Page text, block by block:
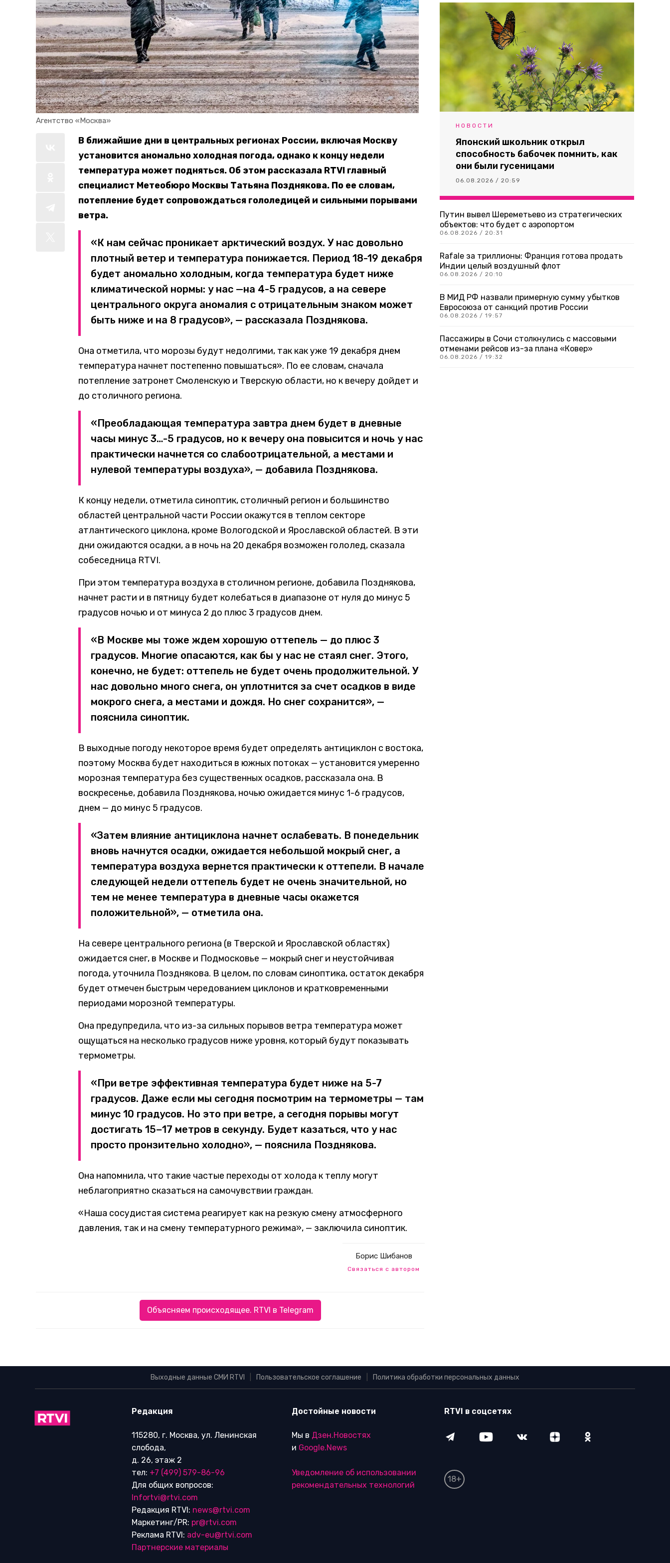
Агентство «Москва»
В ближайшие дни в центральных регионах России, включая Москву
установится аномально холодная погода, однако к концу недели
температура может подняться. Об этом рассказала RTVI главный
специалист Метеобюро Москвы Татьяна Позднякова. По ее словам,
потепление будет сопровождаться гололедицей и сильными порывами
ветра.
«К нам сейчас проникает арктический воздух. У нас довольно
плотный ветер и температура понижается. Период 18-19 декабря
будет аномально холодным, когда температура будет ниже
климатической нормы: у нас —на 4-5 градусов, а на севере
центрального округа аномалия с отрицательным знаком может
быть ниже и на 8 градусов», — рассказала Позднякова.
Она отметила, что морозы будут недолгими, так как уже 19 декабря днем
температура начнет постепенно повышаться». По ее словам, сначала
потепление затронет Смоленскую и Тверскую области, но к вечеру дойдет и
до столичного региона.
«Преобладающая температура завтра днем будет в дневные
часы минус 3…-5 градусов, но к вечеру она повысится и ночь у нас
практически начнется со слабоотрицательной, а местами и
нулевой температуры воздуха», — добавила Позднякова.
К концу недели, отметила синоптик, столичный регион и большинство
областей центральной части России окажутся в теплом секторе
атлантического циклона, кроме Вологодской и Ярославской областей. В эти
дни ожидаются осадки, а в ночь на 20 декабря возможен гололед, сказала
собеседница RTVI.
При этом температура воздуха в столичном регионе, добавила Позднякова,
начнет расти и в пятницу будет колебаться в диапазоне от нуля до минус 5
градусов ночью и от минуса 2 до плюс 3 градусов днем.
«В Москве мы тоже ждем хорошую оттепель — до плюс 3
градусов. Многие опасаются, как бы у нас не стаял снег. Этого,
конечно, не будет: оттепель не будет очень продолжительной. У
нас довольно много снега, он уплотнится за счет осадков в виде
мокрого снега, а местами и дождя. Но снег сохранится», —
пояснила синоптик.
В выходные погоду некоторое время будет определять антициклон с востока,
поэтому Москва будет находиться в южных потоках — установится умеренно
морозная температура без существенных осадков, рассказала она. В
воскресенье, добавила Позднякова, ночью ожидается минус 1-6 градусов,
днем — до минус 5 градусов.
«Затем влияние антициклона начнет ослабевать. В понедельник
вновь начнутся осадки, ожидается небольшой мокрый снег, а
температура воздуха вернется практически к оттепели. В начале
следующей недели оттепель будет не очень значительной, но
тем не менее температура в дневные часы окажется
положительной», — отметила она.
На севере центрального региона (в Тверской и Ярославской областях)
ожидается снег, в Москве и Подмосковье — мокрый снег и неустойчивая
погода, уточнила Позднякова. В целом, по словам синоптика, остаток декабря
будет отмечен быстрым чередованием циклонов и кратковременными
периодами морозной температуры.
Она предупредила, что из-за сильных порывов ветра температура может
ощущаться на несколько градусов ниже уровня, который будут показывать
термометры.
«При ветре эффективная температура будет ниже на 5-7
градусов. Даже если мы сегодня посмотрим на термометры — там
минус 10 градусов. Но это при ветре, а сегодня порывы могут
достигать 15−17 метров в секунду. Будет казаться, что у нас
просто пронзительно холодно», — пояснила Позднякова.
Она напомнила, что такие частые переходы от холода к теплу могут
неблагоприятно сказаться на самочувствии граждан.
«Наша сосудистая система реагирует как на резкую смену атмосферного
давления, так и на смену температурного режима», — заключила синоптик.
Борис Шибанов
Связаться с автором
Объясняем происходящее. RTVI в Telegram
НОВОСТИ
Японский школьник открыл
способность бабочек помнить, как
они были гусеницами
06.08.2026 / 20:59
Путин вывел Шереметьево из стратегических
объектов: что будет с аэропортом
06.08.2026 / 20:31
Rafale за триллионы: Франция готова продать
Индии целый воздушный флот
06.08.2026 / 20:10
В МИД РФ назвали примерную сумму убытков
Евросоюза от санкций против России
06.08.2026 / 19:57
Пассажиры в Сочи столкнулись с массовыми
отменами рейсов из-за плана «Ковер»
06.08.2026 / 19:32
Выходные данные СМИ RTVI Пользовательское соглашение Политика обработки персональных данных
Редакция
115280, г. Москва, ул. Ленинская
слобода,
д. 26, этаж 2
тел: +7 (499) 579-86-96
Для общих вопросов:
Infortvi@rtvi.com
Редакция RTVI: news@rtvi.com
Маркетинг/PR: pr@rtvi.com
Реклама RTVI: adv-eu@rtvi.com
Партнерские материалы
Достойные новости
Мы в Дзен.Новостях
и Google.News
Уведомление об использовании
рекомендательных технологий
RTVI в соцсетях
18+